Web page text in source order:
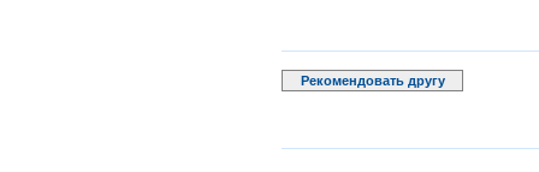
Рекомендовать другу